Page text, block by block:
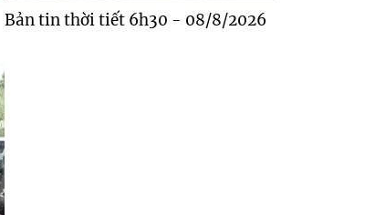
Bản tin thời tiết 6h30 - 08/8/2026